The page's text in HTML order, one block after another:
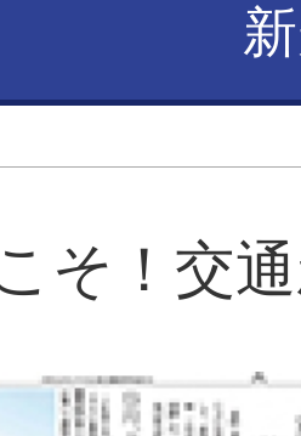
そ！交